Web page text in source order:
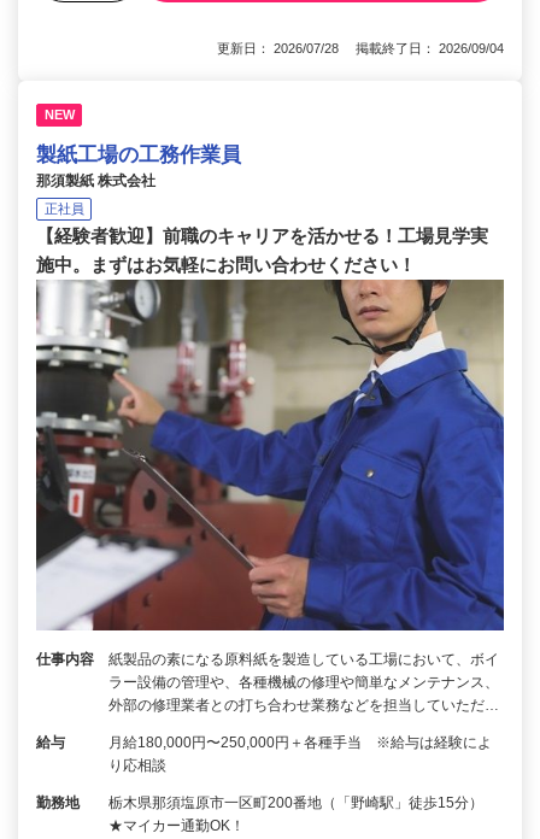
更新日： 2026/07/28 掲載終了日： 2026/09/04
NEW
製紙工場の工務作業員
那須製紙 株式会社
正社員
【経験者歓迎】前職のキャリアを活かせる！工場見学実
施中。まずはお気軽にお問い合わせください！
仕事内容
紙製品の素になる原料紙を製造している工場において、ボイ
ラー設備の管理や、各種機械の修理や簡単なメンテナンス、
外部の修理業者との打ち合わせ業務などを担当していただ…
給与
月給180,000円〜250,000円＋各種手当 ※給与は経験によ
り応相談
勤務地
栃木県那須塩原市一区町200番地（「野崎駅」徒歩15分）
★マイカー通勤OK！